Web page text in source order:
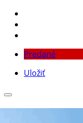
Predané
Uložiť